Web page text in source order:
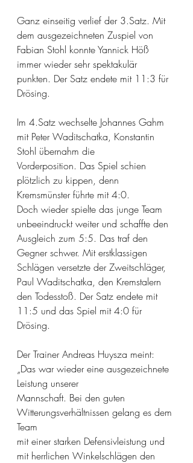
Ganz einseitig verlief der 3.Satz. Mit
dem ausgezeichneten Zuspiel von
Fabian Stohl konnte Yannick Höß
immer wieder sehr spektakulär
punkten. Der Satz endete mit 11:3 für
Drösing.
Im 4.Satz wechselte Johannes Gahm
mit Peter Waditschatka, Konstantin
Stohl übernahm die
Vorderposition. Das Spiel schien
plötzlich zu kippen, denn
Kremsmünster führte mit 4:0.
Doch wieder spielte das junge Team
unbeeindruckt weiter und schaffte den
Ausgleich zum 5:5. Das traf den
Gegner schwer. Mit erstklassigen
Schlägen versetzte der Zweitschläger,
Paul Waditschatka, den Kremstalern
den Todesstoß. Der Satz endete mit
11:5 und das Spiel mit 4:0 für
Drösing.
Der Trainer Andreas Huysza meint:
„Das war wieder eine ausgezeichnete
Leistung unserer
Mannschaft. Bei den guten
Witterungsverhältnissen gelang es dem
Team
mit einer starken Defensivleistung und
mit herrlichen Winkelschlägen den